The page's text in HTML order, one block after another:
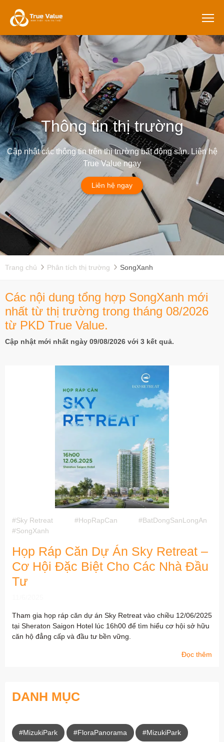
Thông tin thị trường
Cập nhật các thông tin trên thị trường bất động sản. Liên hệ
True Value ngay
Liên hệ ngay
Trang chủ Phân tích thị trường SongXanh
Các nội dung tổng hợp SongXanh mới
nhất từ thị trường trong tháng 08/2026
từ PKD True Value.
Cập nhật mới nhất ngày 09/08/2026 với 3 kết quả.
#Sky Retreat #HopRapCan
#BatDongSanLongAn
#SongXanh
Họp Ráp Căn Dự Án Sky Retreat –
Cơ Hội Đặc Biệt Cho Các Nhà Đầu
Tư
Tham gia họp ráp căn dự án Sky Retreat vào chiều 12/06/2025
tại Sheraton Saigon Hotel lúc 16h00 để tìm hiểu cơ hội sở hữu
căn hộ đẳng cấp và đầu tư bền vững.
Đọc thêm
DANH MỤC
#MizukiPark #FloraPanorama #MizukiPark